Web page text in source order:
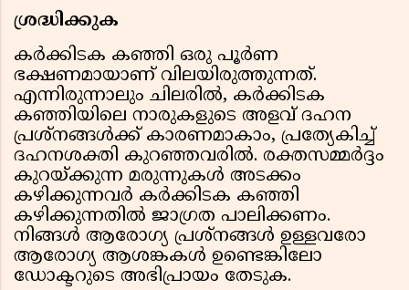
ശ്രദ്ധിക്കുക
കർക്കിടക കഞ്ഞി ഒരു പൂർണ
ഭക്ഷണമായാണ് വിലയിരുത്തുന്നത്.
എന്നിരുന്നാലും ചിലരിൽ, കർക്കിടക
കഞ്ഞിയിലെ നാരുകളുടെ അളവ് ദഹന
പ്രശ്നങ്ങൾക്ക് കാരണമാകാം, പ്രത്യേകിച്ച്
ദഹനശക്തി കുറഞ്ഞവരിൽ. രക്തസമ്മർദ്ദം
കുറയ്ക്കുന്ന മരുന്നുകൾ അടക്കം
കഴിക്കുന്നവർ കർക്കിടക കഞ്ഞി
കഴിക്കുന്നതിൽ ജാഗ്രത പാലിക്കണം.
നിങ്ങൾ ആരോഗ്യ പ്രശ്‌നങ്ങൾ ഉള്ളവരോ
ആരോഗ്യ ആശങ്കകൾ ഉണ്ടെങ്കിലോ
ഡോക്ടറുടെ അഭിപ്രായം തേടുക.